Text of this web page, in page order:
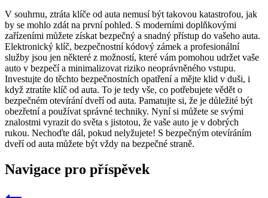
V souhrnu, ztráta klíče od auta nemusí být takovou katastrofou, jak
by se mohlo zdát na první pohled. S moderními doplňkovými
zařízeními můžete získat bezpečný a snadný přístup do vašeho auta.
Elektronický klíč, bezpečnostní kódový zámek a profesionální
služby jsou jen některé z možností, které vám pomohou udržet vaše
auto v bezpečí a minimalizovat riziko neoprávněného vstupu.
Investujte do těchto bezpečnostních opatření a mějte klid v duši, i
když ztratíte klíč od auta. To je tedy vše, co potřebujete vědět o
bezpečném otevírání dveří od auta. Pamatujte si, že je důležité být
obezřetní a používat správné techniky. Nyní si můžete se svými
znalostmi vyrazit do světa s jistotou, že vaše auto je v dobrých
rukou. Nechoďte dál, pokud nelyžujete! S bezpečným otevíráním
dveří od auta můžete být vždy na bezpečné straně.
Navigace pro příspěvek